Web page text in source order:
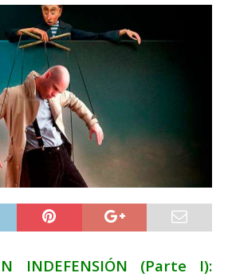
INDEFENSIÓN (Parte I):